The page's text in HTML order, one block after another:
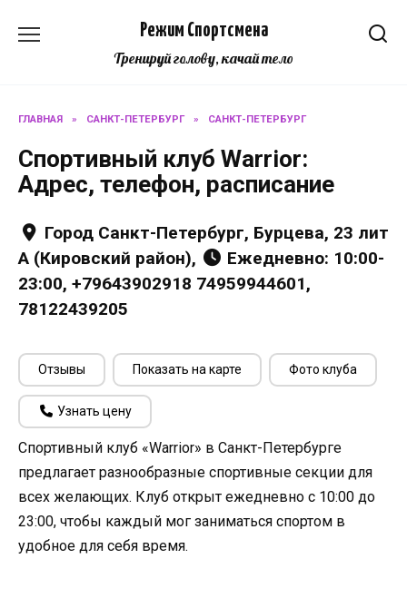
Режим Спортсмена
Тренируй голову, качай тело
ГЛАВНАЯ » САНКТ-ПЕТЕРБУРГ » САНКТ-ПЕТЕРБУРГ
Спортивный клуб Warrior:
Адрес, телефон, расписание
Город Санкт-Петербург, Бурцева, 23 лит
А (Кировский район),
Ежедневно: 10:00-
23:00, +79643902918 74959944601,
78122439205
Отзывы Показать на карте Фото клуба
Узнать цену
Спортивный клуб «Warrior» в Санкт-Петербурге
предлагает разнообразные спортивные секции для
всех желающих. Клуб открыт ежедневно с 10:00 до
23:00, чтобы каждый мог заниматься спортом в
удобное для себя время.